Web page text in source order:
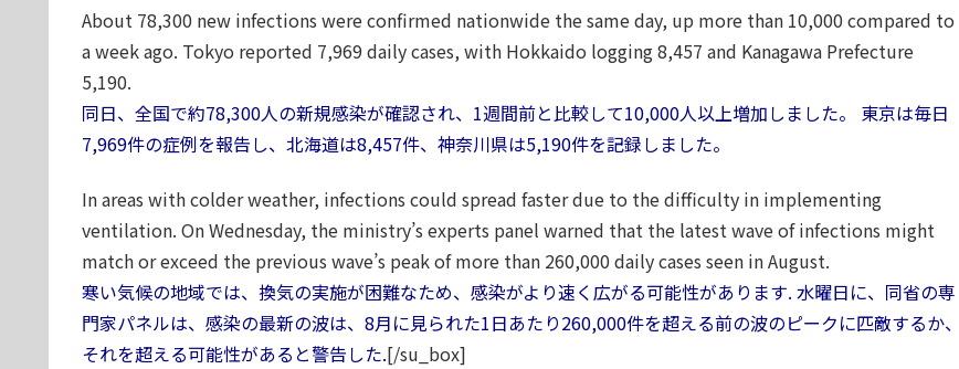
About 78,300 new infections were confirmed nationwide the same day, up more than 10,000 compared to
a week ago. Tokyo reported 7,969 daily cases, with Hokkaido logging 8,457 and Kanagawa Prefecture
5,190.
同日、全国で約78,300人の新規感染が確認され、1週間前と比較して10,000人以上増加しました。 東京は毎日
7,969件の症例を報告し、北海道は8,457件、神奈川県は5,190件を記録しました。
In areas with colder weather, infections could spread faster due to the difficulty in implementing
ventilation. On Wednesday, the ministry’s experts panel warned that the latest wave of infections might
match or exceed the previous wave’s peak of more than 260,000 daily cases seen in August.
寒い気候の地域では、換気の実施が困難なため、感染がより速く広がる可能性があります. 水曜日に、同省の専
門家パネルは、感染の最新の波は、8月に見られた1日あたり260,000件を超える前の波のピークに匹敵するか、
それを超える可能性があると警告した.[/su_box]